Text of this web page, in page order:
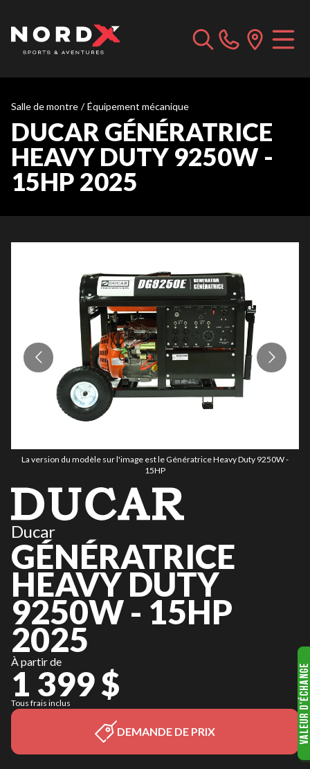
Salle de montre / Équipement mécanique
DUCAR GÉNÉRATRICE
HEAVY DUTY 9250W -
15HP 2025
La version du modèle sur l'image est le Génératrice Heavy Duty 9250W -
15HP
Ducar
GÉNÉRATRICE
HEAVY DUTY
9250W - 15HP
2025
À partir de
1 399 $
Tous frais inclus
DEMANDE DE PRIX